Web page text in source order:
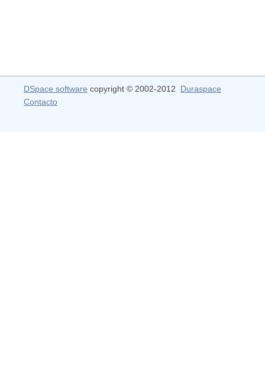
DSpace software copyright © 2002-2012 Duraspace
Contacto